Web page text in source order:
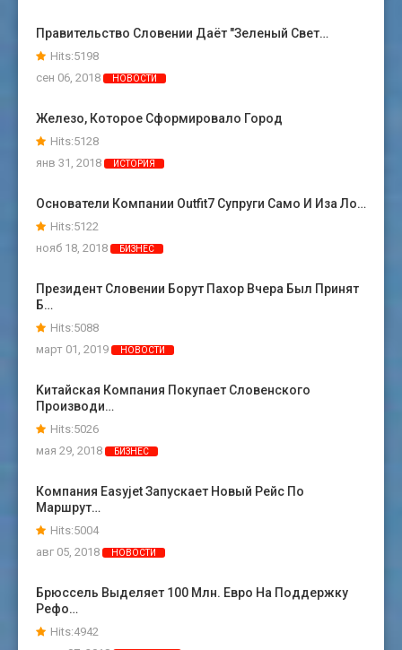
Правительство Словении Даёт "зеленый Свет…
Hits:5198
сен 06, 2018
НОВОСТИ
Железо, Которое Сформировало Город
Hits:5128
янв 31, 2018
ИСТОРИЯ
Основатели Компании Outfit7 Супруги Само И Иза Ло…
Hits:5122
нояб 18, 2018
БИЗНЕС
Президент Словении Борут Пахор Вчера Был Принят
Б…
Hits:5088
март 01, 2019
НОВОСТИ
Kитайская Компания Покупает Словенского
Производи…
Hits:5026
мая 29, 2018
БИЗНЕС
Компания Easyjet Запускает Новый Рейс По
Маршрут…
Hits:5004
авг 05, 2018
НОВОСТИ
Брюссель Выделяет 100 Млн. Евро На Поддержку
Рефо…
Hits:4942